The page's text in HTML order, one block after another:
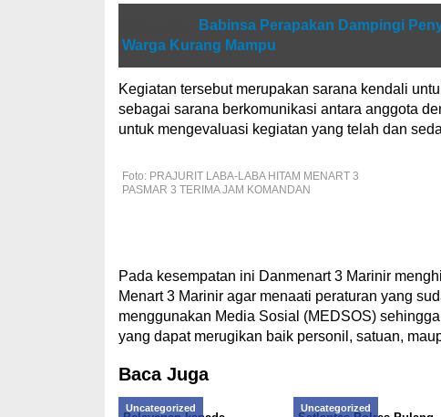
Babinsa Perapakan Dampingi
Warga Kurang Mampu
Kegiatan tersebut merupakan sarana kendali
sebagai sarana berkomunikasi antara anggota
untuk mengevaluasi kegiatan yang telah dan
Foto: PRAJURIT LABA-LABA HITAM MENART 3
PASMAR 3 TERIMA JAM KOMANDAN
Pada kesempatan ini Danmenart 3 Marinir
Menart 3 Marinir agar menaati peraturan yang
menggunakan Media Sosial (MEDSOS)
yang dapat merugikan baik personil, satuan,
Baca Juga
Uncategorized Uncategorized